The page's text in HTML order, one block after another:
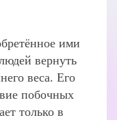
ими
вернуть
веса. Его
побочных
только в